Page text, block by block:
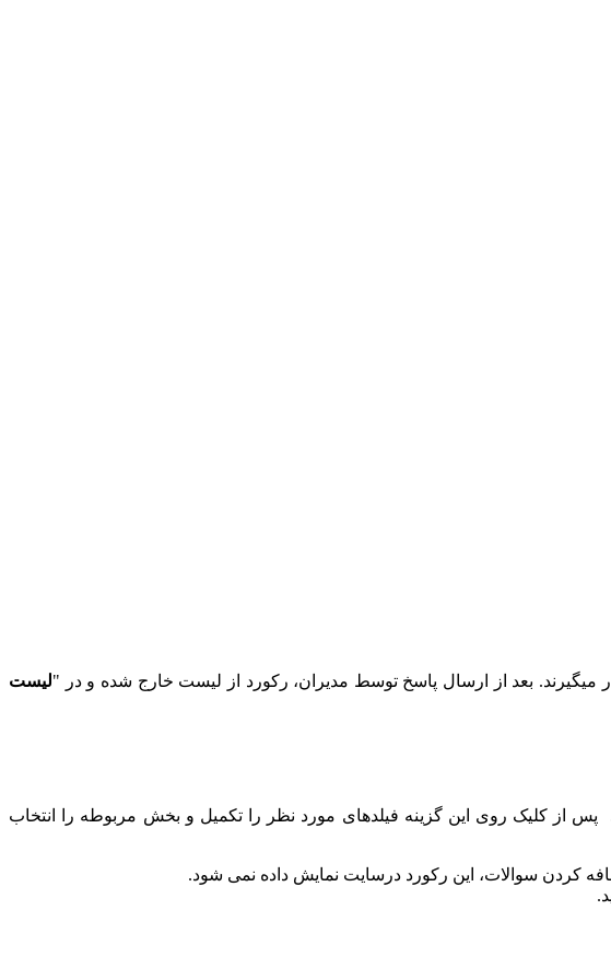
میگیرند. بعد از ارسال پاسخ توسط مدیران، رکورد از لیست خارج شده و در "لیست
از کلیک روی این گزینه فیلدهای مورد نظر را تکمیل و بخش مربوطه را انتخاب
کردن سوالات، این رکورد درسایت نمایش داده نمی شود.